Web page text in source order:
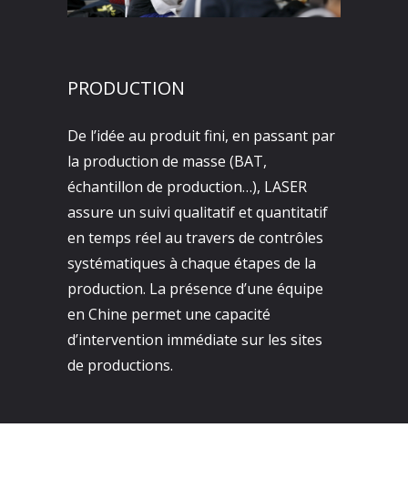
PRODUCTION
De l’idée au produit fini, en passant par
la production de masse (BAT,
échantillon de production…), LASER
assure un suivi qualitatif et quantitatif
en temps réel au travers de contrôles
systématiques à chaque étapes de la
production. La présence d’une équipe
en Chine permet une capacité
d’intervention immédiate sur les sites
de productions.